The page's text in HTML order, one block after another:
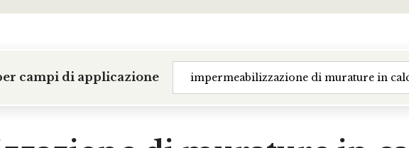
campi di applicazione